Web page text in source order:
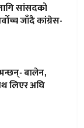
सांसदको
जाँदै कांग्रेस-
बालेन,
लिएर अघि